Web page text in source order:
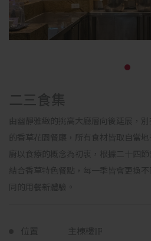
二三食集
由幽靜雅緻的挑高大廳層向後延展，
的香草花園餐廳，所有食材皆取自當
廚以食療的概念為初衷，根據二十四
結合香草特色餐點，每一季皆會更換
同的用餐新體驗。
位置
主棟樓1F